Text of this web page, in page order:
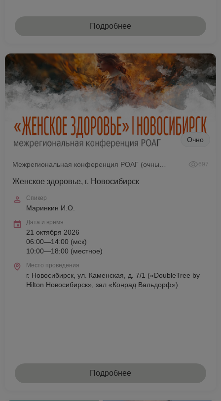
Подробнее
Очно
697
Женское здоровье, г. Новосибирск
Спикер
Маринкин И.О.
Дата и время
21 октября 2026
06:00—14:00 (мск)
10:00—18:00 (местное)
Место проведения
г. Новосибирск, ул. Каменская, д. 7/1 («DoubleTree by
Hilton Новосибирск», зал «Конрад Вальдорф»)
Подробнее